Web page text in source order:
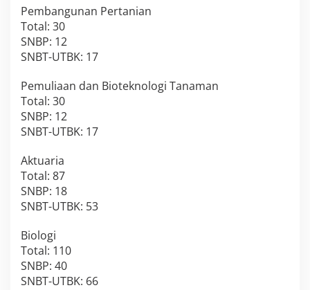
Pembangunan Pertanian
Total: 30
SNBP: 12
SNBT-UTBK: 17
Pemuliaan dan Bioteknologi Tanaman
Total: 30
SNBP: 12
SNBT-UTBK: 17
Aktuaria
Total: 87
SNBP: 18
SNBT-UTBK: 53
Biologi
Total: 110
SNBP: 40
SNBT-UTBK: 66